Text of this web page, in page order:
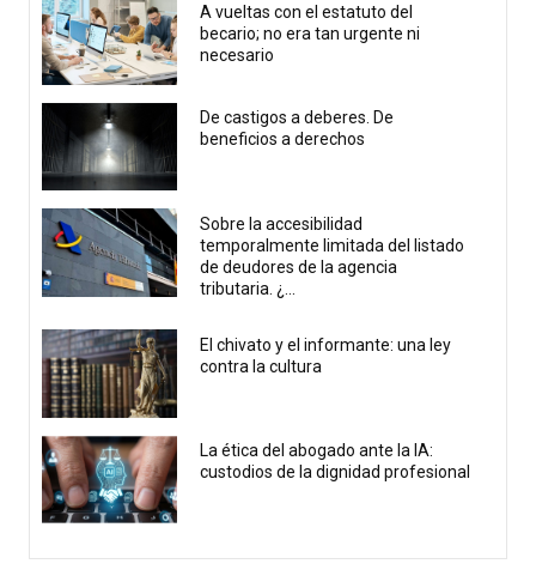
A vueltas con el estatuto del
becario; no era tan urgente ni
necesario
De castigos a deberes. De
beneficios a derechos
Sobre la accesibilidad
temporalmente limitada del listado
de deudores de la agencia
tributaria. ¿...
El chivato y el informante: una ley
contra la cultura
La ética del abogado ante la IA:
custodios de la dignidad profesional